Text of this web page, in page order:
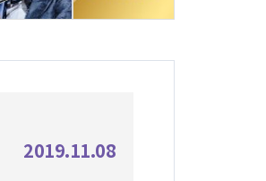
2019.11.08